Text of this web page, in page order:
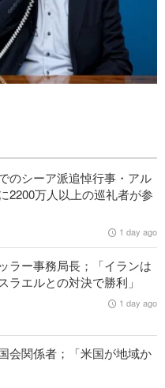
8、銀3、銅8を獲得
を攻撃
の終焉を反映
峡を巡るイラン・オマーン
のシーア派追悼行事・アル
2200万人以上の巡礼者が参
1 day ago
ラー事務局長；「イランは
ラエルとの対決で勝利」
1 day ago
会関係者；「米国が地域か